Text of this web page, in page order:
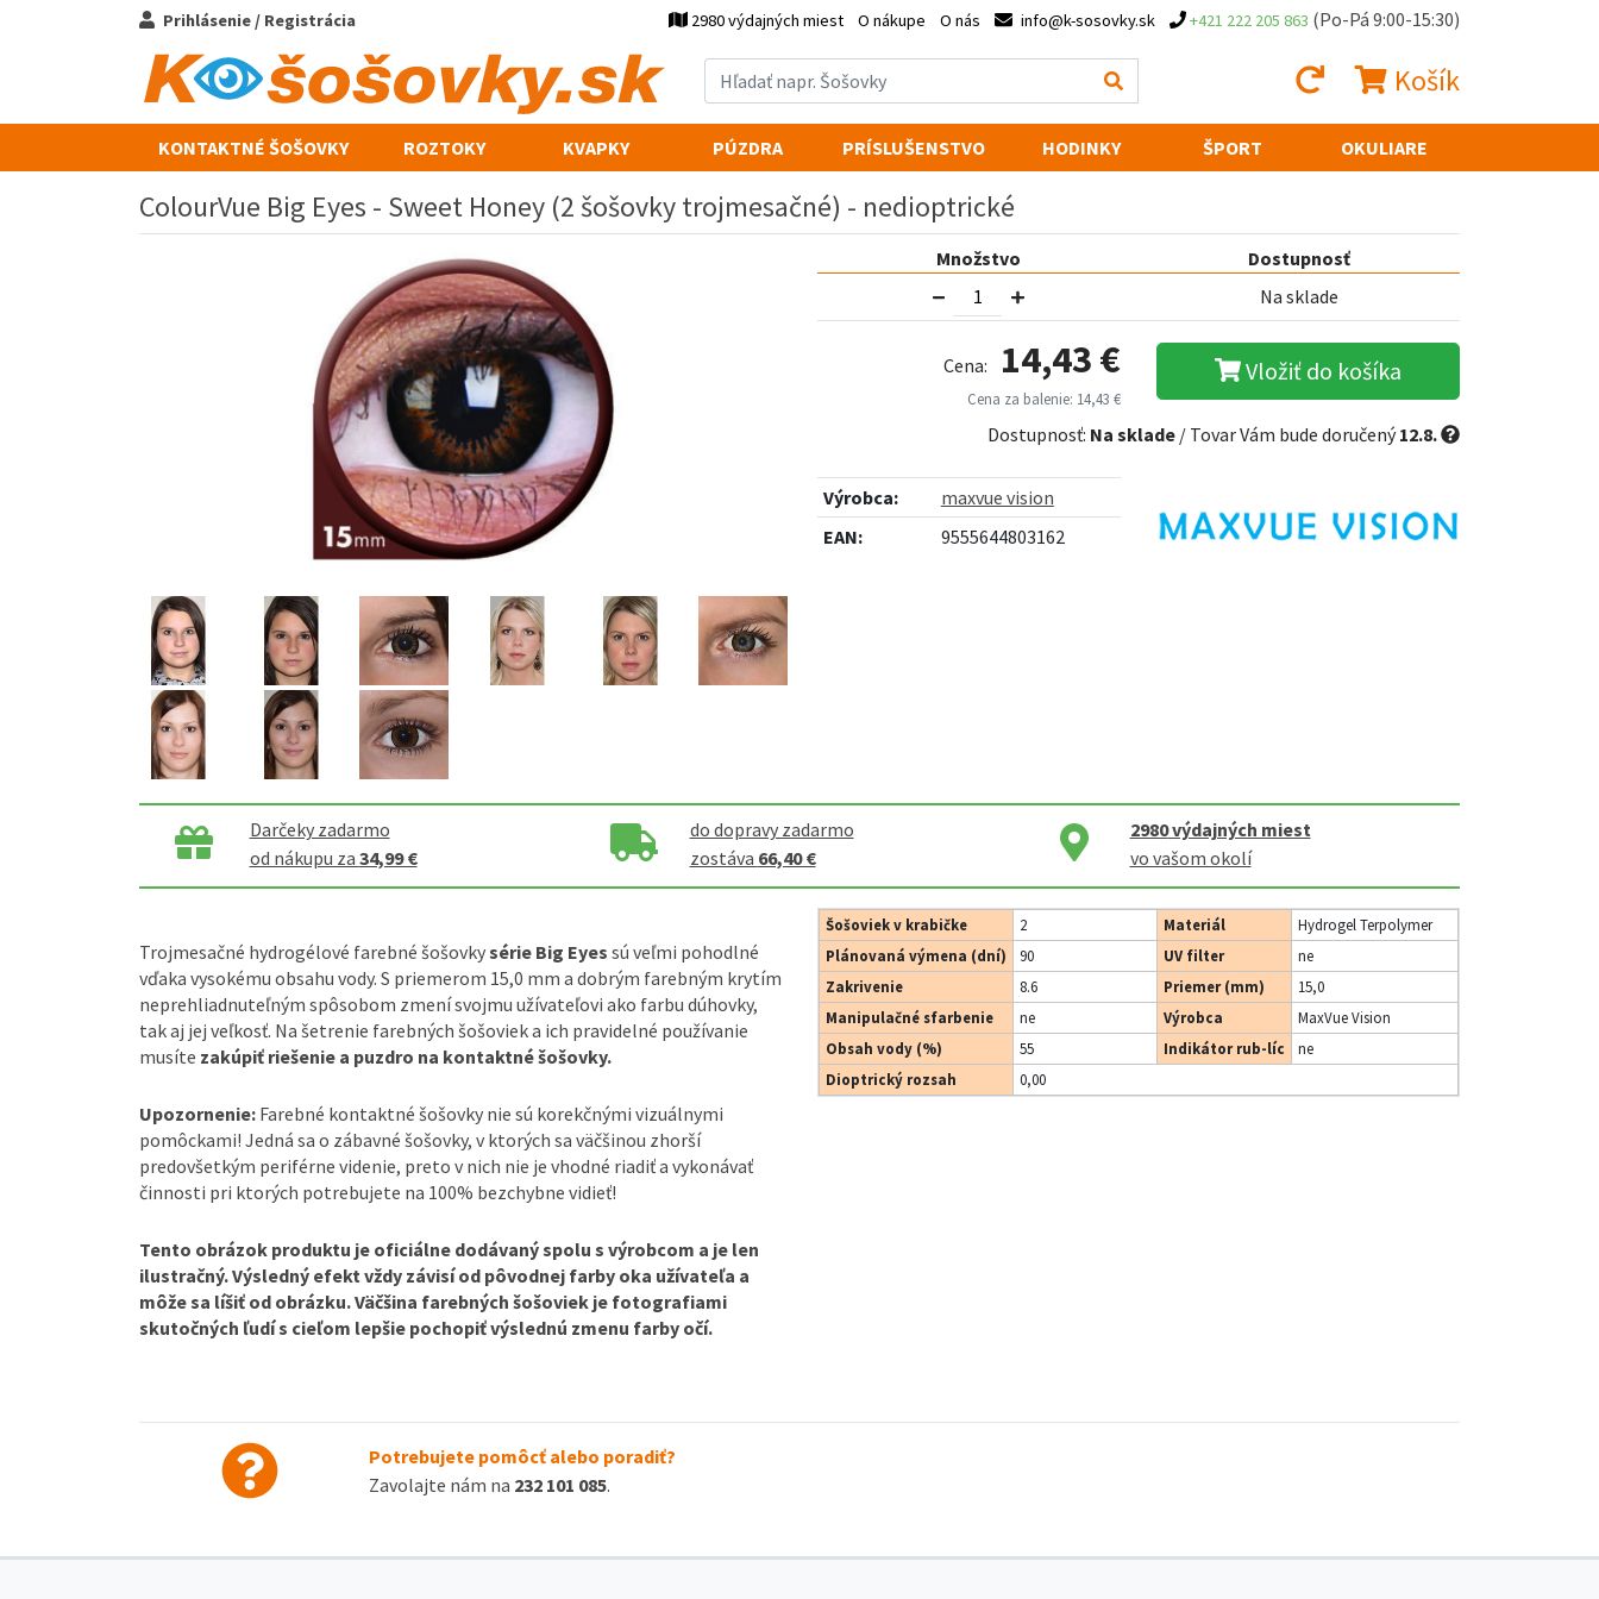
Prihlásenie / Registrácia 2980 výdajných miest O nákupe O nás info@k-sosovky.sk +421 222 205 863 (Po-Pá 9:00-15:30)
Košík
KONTAKTNÉ ŠOŠOVKY ROZTOKY KVAPKY PÚZDRA PRÍSLUŠENSTVO HODINKY ŠPORT OKULIARE
ColourVue Big Eyes - Sweet Honey (2 šošovky trojmesačné) - nedioptrické
Množstvo
Dostupnosť
Na sklade
Cena: 14,43 €
Cena za balenie: 14,43 €
Vložiť do košíka
Dostupnosť: Na sklade / Tovar Vám bude doručený12.8.
Výrobca:
maxvue vision
EAN:
9555644803162
Darčeky zadarmo
od nákupu za 34,99 €
do dopravy zadarmo
zostáva 66,40 €
2980výdajných miest
vo vašom okolí
Trojmesačné hydrogélové farebné šošovkysérie Big Eyes sú veľmi pohodlné
vďaka vysokému obsahu vody. S priemerom 15,0 mm a dobrým farebným krytím
neprehliadnuteľným spôsobom zmení svojmu užívateľovi ako farbu dúhovky,
tak aj jej veľkosť. Na šetrenie farebných šošoviek a ich pravidelné používanie
musíte zakúpiť riešenie a puzdro na kontaktné šošovky.
Upozornenie: Farebné kontaktné šošovky nie sú korekčnými vizuálnymi
pomôckami! Jedná sa o zábavné šošovky, v ktorých sa väčšinou zhorší
predovšetkým periférne videnie, preto v nich nie je vhodné riadiť a vykonávať
činnosti pri ktorých potrebujete na 100% bezchybne vidieť!
Tento obrázok produktu je oficiálne dodávaný spolu s výrobcom a je len
ilustračný. Výsledný efekt vždy závisí od pôvodnej farby oka užívateľa a
môže sa líšiť od obrázku. Väčšina farebných šošoviek je fotografiami
skutočných ľudí s cieľom lepšie pochopiť výslednú zmenu farby očí.
Šošoviek v krabičke 2 Materiál
Hydrogel Terpolymer
Plánovaná výmena (dní)
90 UV filter
ne
Zakrivenie
8.6 Priemer (mm)
15,0
Manipulačné sfarbenie
ne Výrobca
MaxVue Vision
Obsah vody (%)
55 Indikátor rub-líc
ne
Dioptrický rozsah
0,00
Potrebujete pomôcť alebo poradiť?
Zavolajte nám na 232 101 085.